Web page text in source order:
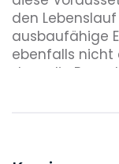
den
ausbaufähige
ebenfalls nicht
dass die